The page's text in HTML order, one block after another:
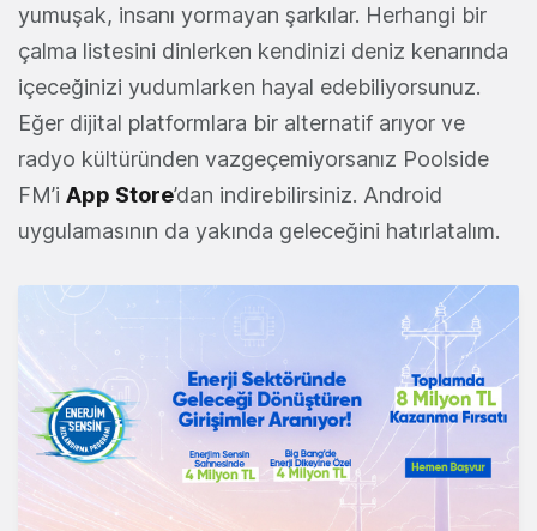
yumuşak, insanı yormayan şarkılar. Herhangi bir
çalma listesini dinlerken kendinizi deniz kenarında
içeceğinizi yudumlarken hayal edebiliyorsunuz.
Eğer dijital platformlara bir alternatif arıyor ve
radyo kültüründen vazgeçemiyorsanız Poolside
FM’i App Store’dan indirebilirsiniz. Android
uygulamasının da yakında geleceğini hatırlatalım.